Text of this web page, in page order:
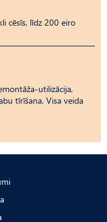
cēsīs, līdz 200 eiro
utilizācija,
tīrīšana. Visa veida